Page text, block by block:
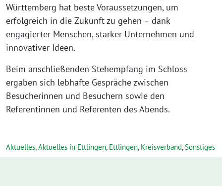
Württemberg hat beste Voraussetzungen, um
erfolgreich in die Zukunft zu gehen – dank
engagierter Menschen, starker Unternehmen und
innovativer Ideen.
Beim anschließenden Stehempfang im Schloss
ergaben sich lebhafte Gespräche zwischen
Besucherinnen und Besuchern sowie den
Referentinnen und Referenten des Abends.
Aktuelles,Aktuelles in Ettlingen, Ettlingen, Kreisverband,Sonstiges